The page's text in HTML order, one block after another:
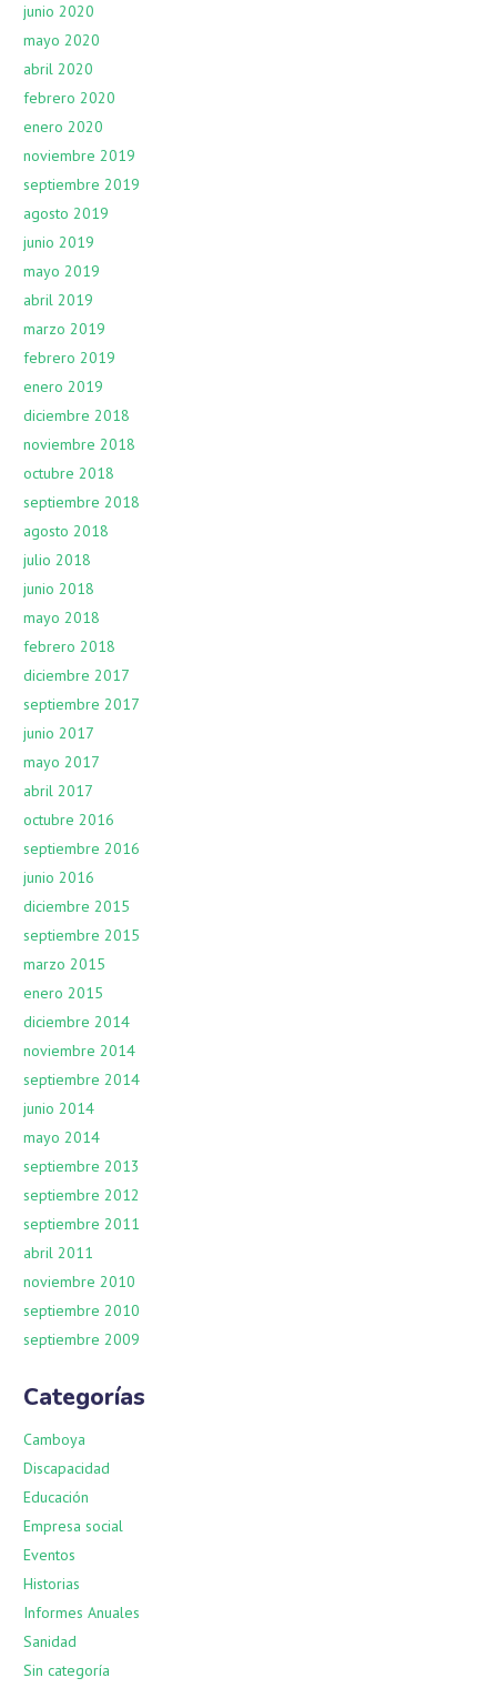
junio 2020
mayo 2020
abril 2020
febrero 2020
enero 2020
noviembre 2019
septiembre 2019
agosto 2019
junio 2019
mayo 2019
abril 2019
marzo 2019
febrero 2019
enero 2019
diciembre 2018
noviembre 2018
octubre 2018
septiembre 2018
agosto 2018
julio 2018
junio 2018
mayo 2018
febrero 2018
diciembre 2017
septiembre 2017
junio 2017
mayo 2017
abril 2017
octubre 2016
septiembre 2016
junio 2016
diciembre 2015
septiembre 2015
marzo 2015
enero 2015
diciembre 2014
noviembre 2014
septiembre 2014
junio 2014
mayo 2014
septiembre 2013
septiembre 2012
septiembre 2011
abril 2011
noviembre 2010
septiembre 2010
septiembre 2009
Categorías
Camboya
Discapacidad
Educación
Empresa social
Eventos
Historias
Informes Anuales
Sanidad
Sin categoría